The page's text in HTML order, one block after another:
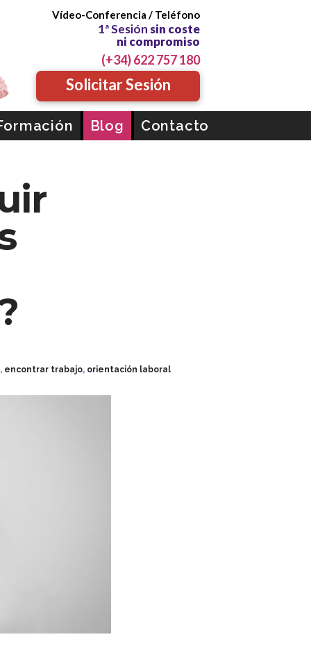
Profesional Mayte
Vídeo-Conferencia / Teléfono
1ª Sesión sin coste
ni compromiso
(+34) 622 757 180
Solicitar Sesión
Blog Contacto
, encontrar trabajo, orientación laboral